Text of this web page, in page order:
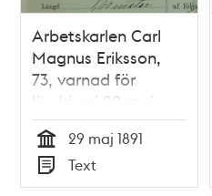
Arbetskarlen Carl
Magnus Eriksson,
73, varnad för
lösdriveri 29 maj
1891 - polisförhör
Tid
29 maj 1891
Typ
Text